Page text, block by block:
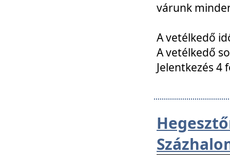
várunk
A vetélkedő
A vetélkedő
Jelentkezés 4